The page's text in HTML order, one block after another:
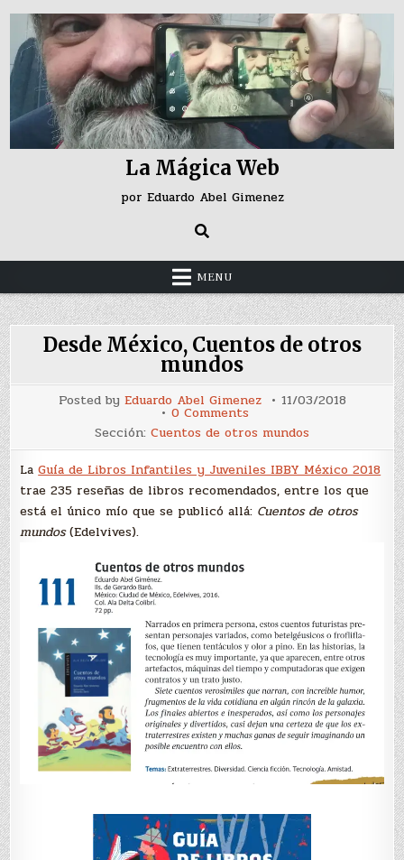
Skip
content
La Mágica Web
por Eduardo Abel Gimenez
MENU
Desde México, Cuentos de otros
mundos
Posted by Eduardo Abel Gimenez 11/03/2018
0 Commentson
México,
Cuentos
de
otros
mundos
Sección: Cuentos de otros mundos
LaGuía de Libros Infantiles y Juveniles IBBY México 2018
trae 235 reseñas de libros recomendados, entre los que
está el único mío que se publicó allá: Cuentos de otros
mundos(Edelvives).